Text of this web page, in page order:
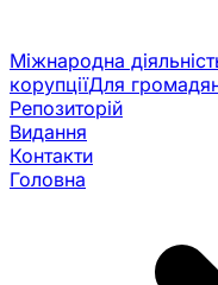
Міжнародна
корупціїДля
Репозиторій
Видання
Контакти
Головна